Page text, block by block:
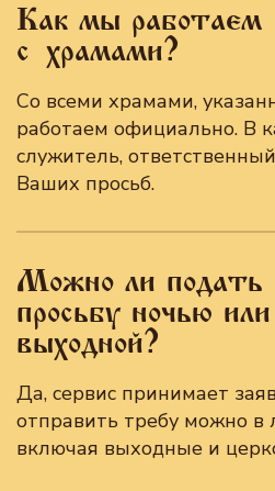
Как мы работаем
с храмами?
Со всеми храмами,
работаем официально. В
служитель,
Ваших просьб.
Можно ли подать
просьбу ночью
выходной?
Да, сервис принимает
отправить требу можно в
включая выходные и